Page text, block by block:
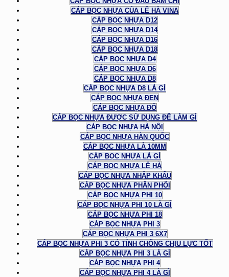
CÁP BỌC NHỰA CỦA LÊ HÀ VINA
CÁP BỌC NHỰA D12
CÁP BỌC NHỰA D14
CÁP BỌC NHỰA D16
CÁP BỌC NHỰA D18
CÁP BỌC NHỰA D4
CÁP BỌC NHỰA D6
CÁP BỌC NHỰA D8
CÁP BỌC NHỰA D8 LÀ GÌ
CÁP BỌC NHỰA ĐEN
CÁP BỌC NHỰA ĐỎ
CÁP BỌC NHỰA ĐƯỢC SỬ DỤNG ĐỂ LÀM GÌ
CÁP BỌC NHỰA HÀ NỘI
CÁP BỌC NHỰA HÀN QUỐC
CÁP BỌC NHỰA LÀ 10MM
CÁP BỌC NHỰA LÀ GÌ
CÁP BỌC NHỰA LÊ HÀ
CÁP BỌC NHỰA NHẬP KHẨU
CÁP BỌC NHỰA PHÂN PHỐI
CÁP BỌC NHỰA PHI 10
CÁP BỌC NHỰA PHI 10 LÀ GÌ
CÁP BỌC NHỰA PHI 18
CÁP BỌC NHỰA PHI 3
CÁP BỌC NHỰA PHI 3 6X7
CÁP BỌC NHỰA PHI 3 CÓ TÍNH CHỐNG CHỊU LỰC TỐT
CÁP BỌC NHỰA PHI 3 LÀ GÌ
CÁP BỌC NHỰA PHI 4
CÁP BỌC NHỰA PHI 4 LÀ GÌ